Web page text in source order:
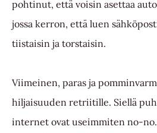
pohtinut, että voisin asettaa
jossa kerron, että luen
tiistaisin ja torstaisin.
Viimeinen, paras ja
hiljaisuuden retriitille. Siellä
internet ovat useimmiten no-